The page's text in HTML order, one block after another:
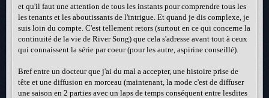
et qu'il faut une attention de tous les instants pour comprendre tous les
les tenants et les aboutissants de l'intrigue. Et quand je dis complexe, je
suis loin du compte. C'est tellement retors (surtout en ce qui concerne la
continuité de la vie de River Song) que cela s'adresse avant tout à ceux
qui connaissent la série par coeur (pour les autre, aspirine conseillé).
Bref entre un docteur que j'ai du mal a accepter, une histoire prise de
tête et une diffusion en morceau (maintenant, la mode c'est de diffuser
une saison en 2 parties avec un laps de temps conséquent entre lesdites